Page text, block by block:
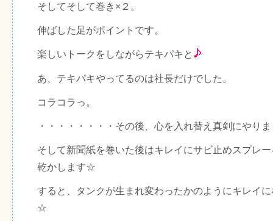
そしてそして巻き×２。
伸ばした足がポイントです。
楽しいトークをしながらテキパキと
あ、テキパキやってるのは社長だけでした。
コラコラっ。
・・・・・・・・その後、心を入れ替え真剣にやり
そして新聞紙を巻いた後はキレイにサビ止めスプレ
乾かします☆
すると、タンクが生まれ変わったかのようにキレイ
☆